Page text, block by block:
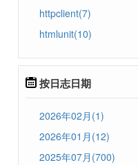
httpclient(7)
htmlunit(10)
按日志日期
2026年02月(1)
2026年01月(12)
2025年07月(700)